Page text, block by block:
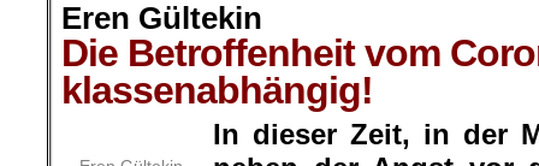
Eren Gültekin
Die Betroffenheit vom
klassenabhängig!
In dieser Zeit, in der